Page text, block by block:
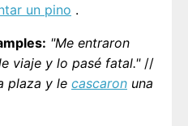
un pino .
"Me entraron
viaje y lo pasé fatal."//
plaza y le cascaron una